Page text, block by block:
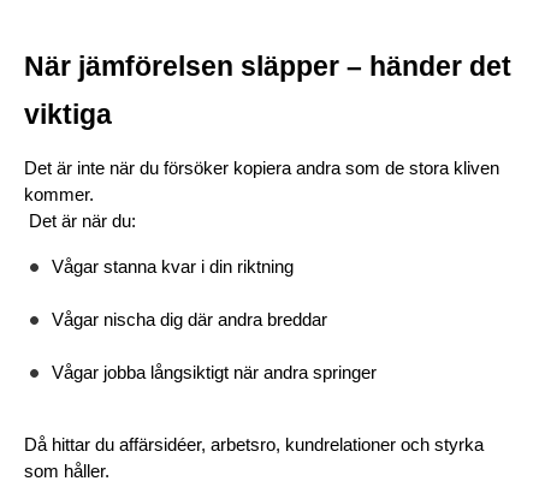
När jämförelsen släpper – händer det
viktiga
Det är inte när du försöker kopiera andra som de stora kliven
kommer.
Det är när du:
Vågar stanna kvar i din riktning
Vågar nischa dig där andra breddar
Vågar jobba långsiktigt när andra springer
Då hittar du affärsidéer, arbetsro, kundrelationer och styrka
som håller.